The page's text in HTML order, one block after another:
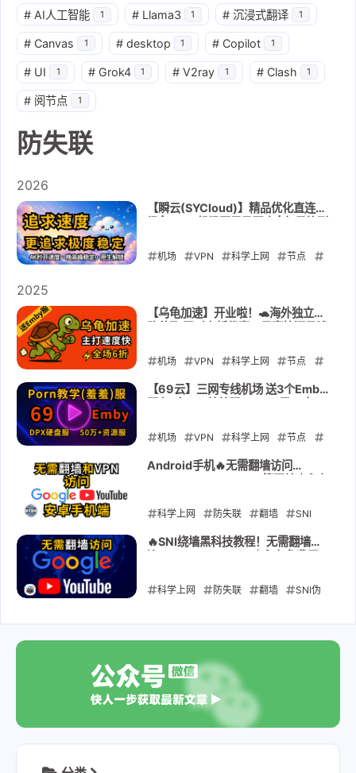
# AI人工智能 1 # Llama3 1 # 沉浸式翻译 1
# Canvas 1 # desktop 1 # Copilot 1
# UI 1 # Grok4 1 # V2ray 1 # Clash 1
# 阅节点 1
防失联
2026
【瞬云(SYCloud)】精品优化直连机
机场 VPN 科学上网 节点
SYCloud
2025
【乌龟加速】开业啦！🐢海外独立线
影视库
机场 VPN 科学上网 节点
订阅 防失联 翻墙 乌龟加速
【69云】三网专线机场 送3个Emby
史上最强 最专业的备用防失联机场!
机场 VPN 科学上网 节点
订阅 防失联 69yun 69yun69
2025-09-26
Android手机🔥无需翻墙访问
墙黑科技！
科学上网 防失联 翻墙 SNI
android SNI伪装 绕过GFW
2025-08-17
🔥SNI绕墙黑科技教程！无需翻墙直
科学上网 防失联 翻墙 SNI伪
2025-08-01